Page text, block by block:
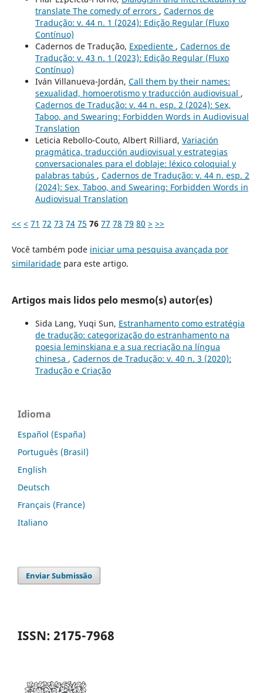
translate The comedy of errors , Cadernos de
Tradução: v. 44 n. 1 (2024): Edição Regular (Fluxo
Contínuo)
Cadernos de Tradução, Expediente , Cadernos de
Tradução: v. 43 n. 1 (2023): Edição Regular (Fluxo
Contínuo)
Iván Villanueva-Jordán, Call them by their names:
sexualidad, homoerotismo y traducción audiovisual ,
Cadernos de Tradução: v. 44 n. esp. 2 (2024): Sex,
Taboo, and Swearing: Forbidden Words in Audiovisual
Translation
Leticia Rebollo-Couto, Albert Rilliard, Variación
pragmática, traducción audiovisual y estrategias
conversacionales para el doblaje: léxico coloquial y
palabras tabús , Cadernos de Tradução: v. 44 n. esp. 2
(2024): Sex, Taboo, and Swearing: Forbidden Words in
Audiovisual Translation
<< < 71 72 73 74 75 76 77 78 79 80 > >>
Você também pode iniciar uma pesquisa avançada por
similaridadepara este artigo.
Artigos mais lidos pelo mesmo(s) autor(es)
Sida Lang, Yuqi Sun, Estranhamento como estratégia
de tradução: categorização do estranhamento na
poesia leminskiana e a sua recriação na língua
chinesa , Cadernos de Tradução: v. 40 n. 3 (2020):
Tradução e Criação
Idioma
Español (España)
Português (Brasil)
English
Deutsch
Français (France)
Italiano
Enviar Submissão
ISSN: 2175-7968